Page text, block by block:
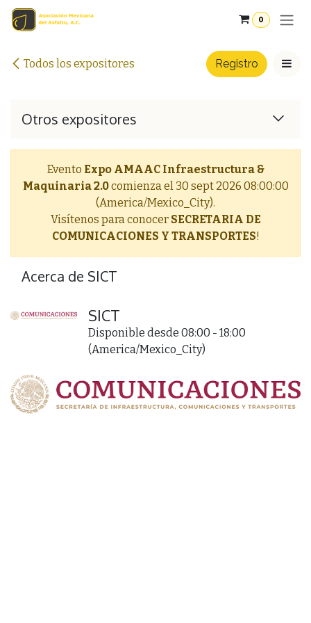
Ir al contenido
0
Todos los expositores Registro
Otros expositores
Evento Expo AMAAC Infraestructura &
Maquinaria 2.0comienza el 30 sept 2026 08:00:00
(America/Mexico_City).
Visítenos para conocer SECRETARIA DE
COMUNICACIONES Y TRANSPORTES!
Acerca de SICT
SICT
Disponible desde 08:00 - 18:00
(America/Mexico_City)